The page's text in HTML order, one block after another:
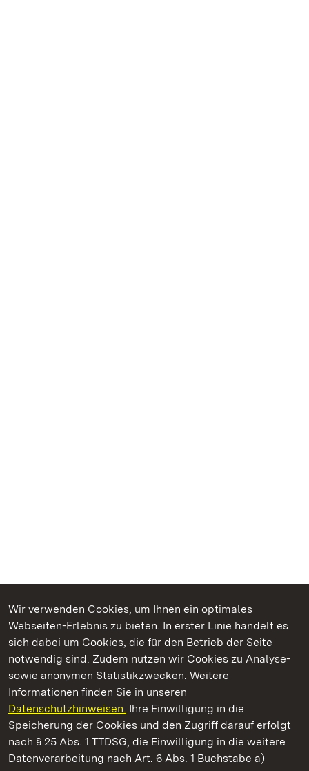
Wir verwenden Cookies, um Ihnen ein optimales
Webseiten-Erlebnis zu bieten. In erster Linie handelt es
sich dabei um Cookies, die für den Betrieb der Seite
notwendig sind. Zudem nutzen wir Cookies zu Analyse-
sowie anonymen Statistikzwecken. Weitere
Informationen finden Sie in unseren
Datenschutzhinweisen. Ihre Einwilligung in die
Speicherung der Cookies und den Zugriff darauf erfolgt
nach § 25 Abs. 1 TTDSG, die Einwilligung in die weitere
Datenverarbeitung nach Art. 6 Abs. 1 Buchstabe a)
Kommen. Staunen. Genießen.
Staatliche Schlösser und Gärten Baden‑Württemberg
Staatliche Schlösser und Gärten Baden-Württemberg